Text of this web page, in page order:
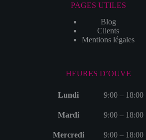
PAGES UTILES
Blog
Clients
Mentions légales
HEURES D’OUVE
Lundi 9:00 – 18:00
Mardi 9:00 – 18:00
Mercredi 9:00 – 18:00